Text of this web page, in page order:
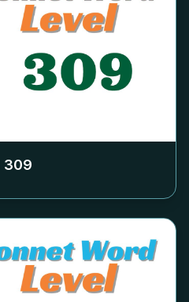
309